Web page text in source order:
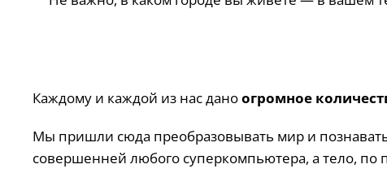
Каждому и каждой из нас даноогромное
Мы пришли сюда преобразовывать мир и
совершенней любого суперкомпьютера, а тело,